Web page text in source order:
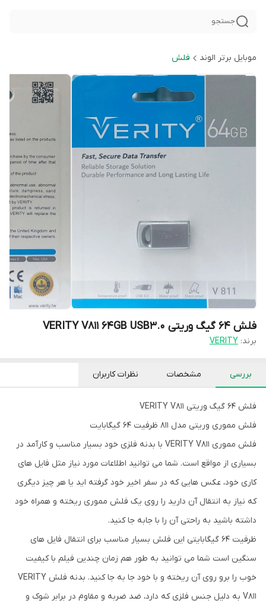
جستجو
موبایل برتر الوند فلش
فلش ۶۴ گیگ وریتی VERITY V811 64GB USB3.0
برند: VERITY
بررسی مشخصات نظرات کاربران
فلش ۶۴ گیگ وریتی VERITY V811
فلش مموری وریتی مدل ۸۱۱ ظرفیت ۶۴ گیگابایت
فلش مموری VERITY V811 با بدنه فلزی خود بسیار مناسب و کارآمد در
بسیاری از مواقع است. شما می توانید اطلاعات مورد نیاز مثل فایل های
کاری خود، عکس هایی که در سفر اخیر خود گرفته اید یا هر چیز دیگری
که نیاز به انتقال آن دارید را روی یک فلش مموری ریخته و همراه خود
داشته باشید به راحتی آن را با جابه جا کنید.
ظرفیت ۶۴ گیگابایتی این فلش بسیار مناسب برای انتقال فایل های
سنگین است شما می توانید به طور هم زمان چندین فیلم با کیفیت
خوب را برو روی آن ریخته و با خود جا به جا کنید. بدنه فلش VERITY
V811 به دلیل جنس فلزی که دارد، ضد ضربه و مقاوم در برابر شوک و